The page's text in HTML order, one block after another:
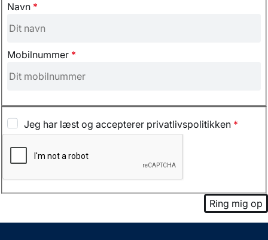
Navn *
Mobilnummer *
Jeg har læst og accepterer privatlivspolitikken *